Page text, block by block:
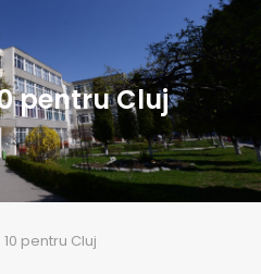
pentru Cluj
10 pentru Cluj